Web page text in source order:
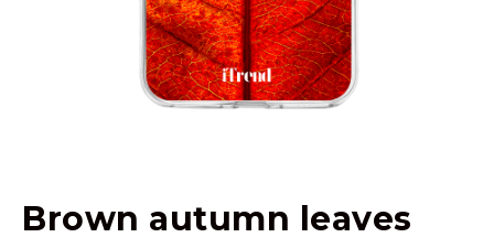
Brown autumn leaves